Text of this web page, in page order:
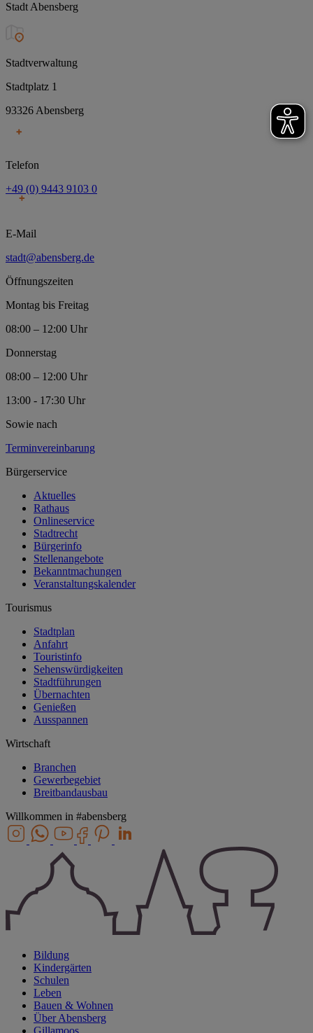
Stadt Abensberg
Stadtverwaltung
Stadtplatz 1
93326 Abensberg
Telefon
+49 (0) 9443 9103 0
E-Mail
stadt@abensberg.de
Öffnungszeiten
Montag bis Freitag
08:00 – 12:00 Uhr
Donnerstag
08:00 – 12:00 Uhr
13:00 - 17:30 Uhr
Sowie nach
Terminvereinbarung
Bürgerservice
Aktuelles
Rathaus
Onlineservice
Stadtrecht
Bürgerinfo
Stellenangebote
Bekanntmachungen
Veranstaltungskalender
Tourismus
Stadtplan
Anfahrt
Touristinfo
Sehenswürdigkeiten
Stadtführungen
Übernachten
Genießen
Ausspannen
Wirtschaft
Branchen
Gewerbegebiet
Breitbandausbau
Willkommen in #abensberg
Bildung
Kindergärten
Schulen
Leben
Bauen & Wohnen
Über Abensberg